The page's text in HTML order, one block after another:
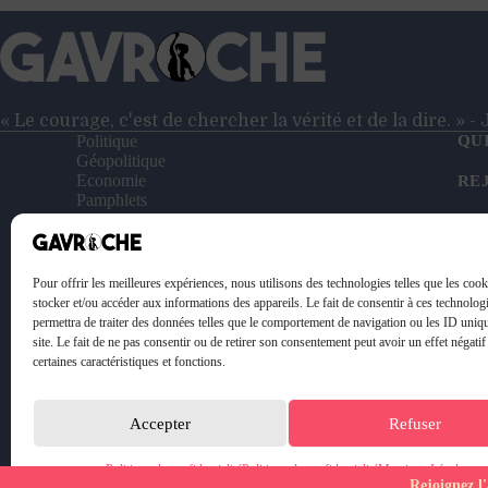
Pour offrir les meilleures expériences, nous utilisons des technologies telles que les
stocker et/ou accéder aux informations des appareils. Le fait de consentir à ces
permettra de traiter des données telles que le comportement de navigation ou les ID
site. Le fait de ne pas consentir ou de retirer son consentement peut avoir un effet
certaines caractéristiques et fonctions.
Accepter Refuser
Politique de confidentialitéPolitique de confidentialitéMentions Légales
démocratie
« Le courage, c'est de chercher la vérité et de la dire. » -
Politique
Géopolitique
Economie
Pamphlets
Entretiens
Reportages
Le Petit Gavroche